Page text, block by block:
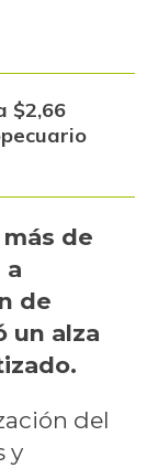
$2,66
más de
a
de
un alza
del
y